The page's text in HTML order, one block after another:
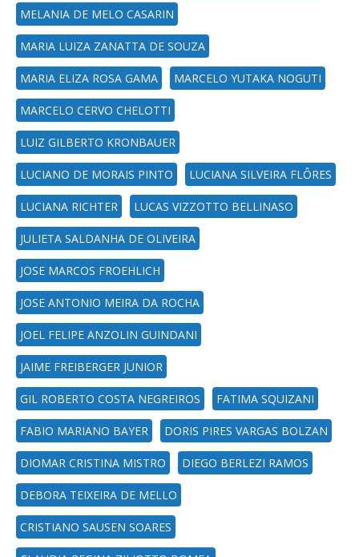
MELANIA DE MELO CASARIN
MARIA LUIZA ZANATTA DE SOUZA
MARIA ELIZA ROSA GAMA MARCELO YUTAKA NOGUTI
MARCELO CERVO CHELOTTI
LUIZ GILBERTO KRONBAUER
LUCIANO DE MORAIS PINTO LUCIANA SILVEIRA FLÔRES
LUCIANA RICHTER LUCAS VIZZOTTO BELLINASO
JULIETA SALDANHA DE OLIVEIRA
JOSE MARCOS FROEHLICH
JOSE ANTONIO MEIRA DA ROCHA
JOEL FELIPE ANZOLIN GUINDANI
JAIME FREIBERGER JUNIOR
GIL ROBERTO COSTA NEGREIROS FATIMA SQUIZANI
FABIO MARIANO BAYER DORIS PIRES VARGAS BOLZAN
DIOMAR CRISTINA MISTRO DIEGO BERLEZI RAMOS
DEBORA TEIXEIRA DE MELLO
CRISTIANO SAUSEN SOARES